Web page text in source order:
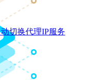
切换代理IP服务